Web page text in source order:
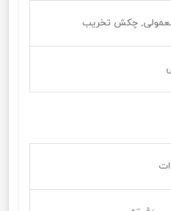
چکش تخریب